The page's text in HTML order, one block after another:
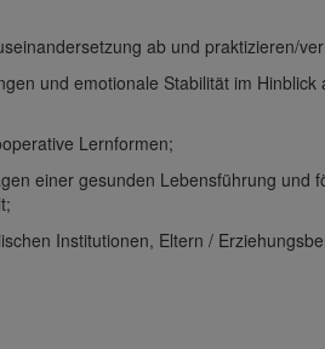
ab und praktizieren/
und emotionale Stabilität im
Lernformen;
einer gesunden Lebensführung und
Institutionen, Eltern /